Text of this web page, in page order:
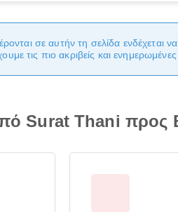
σε αυτήν τη σελίδα ενδέχεται
τις πιο ακριβείς και ενημερωμένες
Surat Thani προς